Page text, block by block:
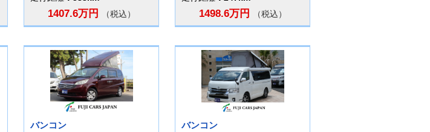
1407.6万円 （税込） 1498.6万円 （税込）
バンコン バンコン